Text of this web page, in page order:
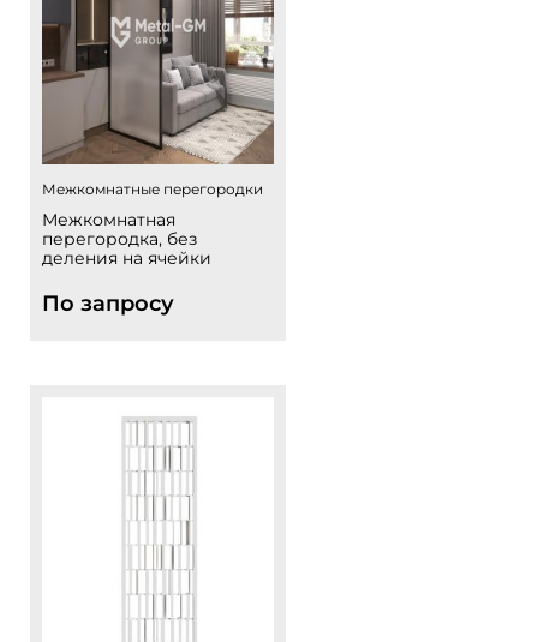
Межкомнатные перегородки
Межкомнатная
перегородка, без
деления на ячейки
По запросу